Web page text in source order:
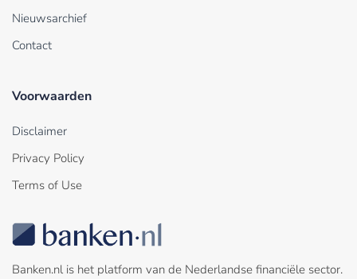
Nieuwsarchief
Contact
Voorwaarden
Disclaimer
Privacy Policy
Terms of Use
Banken.nl is het platform van de Nederlandse financiële sector.